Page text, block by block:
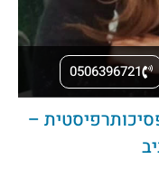
0506396721
–